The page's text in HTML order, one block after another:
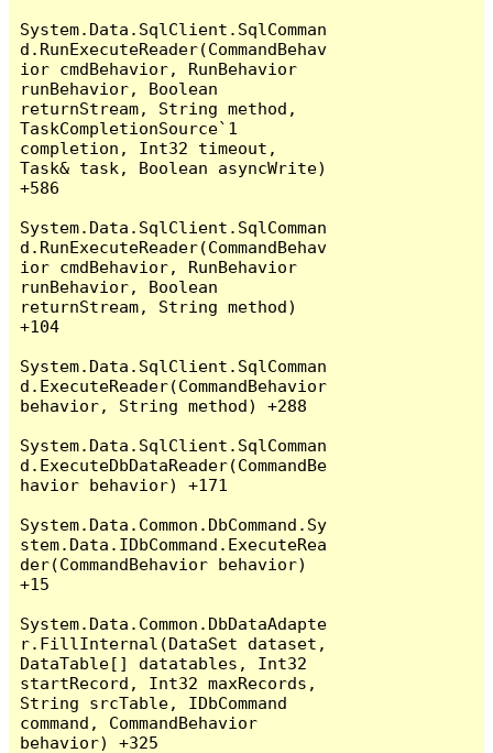
System.Data.SqlClient.SqlComman
d.RunExecuteReader(CommandBehav
ior cmdBehavior, RunBehavior
runBehavior, Boolean
returnStream, String method,
TaskCompletionSource`1
completion, Int32 timeout,
Task& task, Boolean asyncWrite)
+586
System.Data.SqlClient.SqlComman
d.RunExecuteReader(CommandBehav
ior cmdBehavior, RunBehavior
runBehavior, Boolean
returnStream, String method)
+104
System.Data.SqlClient.SqlComman
d.ExecuteReader(CommandBehavior
behavior, String method) +288
System.Data.SqlClient.SqlComman
d.ExecuteDbDataReader(CommandBe
havior behavior) +171
System.Data.Common.DbCommand.Sy
stem.Data.IDbCommand.ExecuteRea
der(CommandBehavior behavior)
+15
System.Data.Common.DbDataAdapte
r.FillInternal(DataSet dataset,
DataTable[] datatables, Int32
startRecord, Int32 maxRecords,
String srcTable, IDbCommand
command, CommandBehavior
behavior) +325